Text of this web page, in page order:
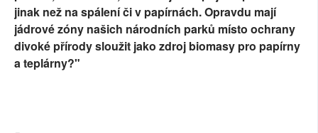
jinak než na spálení či v papírnách. Opravdu mají
jádrové zóny našich národních parků místo ochrany
divoké přírody sloužit jako zdroj biomasy pro papírny
a teplárny?"